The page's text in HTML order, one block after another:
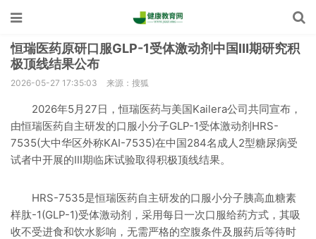
恒瑞医药原研口服GLP-1受体激动剂中国Ⅲ期研究积
极顶线结果公布
2026-05-27 17:35:03 来源：搜狐
2026年5月27日，恒瑞医药与美国Kailera公司共同宣布，
由恒瑞医药自主研发的口服小分子GLP-1受体激动剂HRS-
7535(大中华区外称KAI-7535)在中国284名成人2型糖尿病受
试者中开展的Ⅲ期临床试验取得积极顶线结果。
HRS-7535是恒瑞医药自主研发的口服小分子胰高血糖素
样肽-1(GLP-1)受体激动剂，采用每日一次口服给药方式，其吸
收不受进食和饮水影响，无需严格的空腹条件及服药后等待时